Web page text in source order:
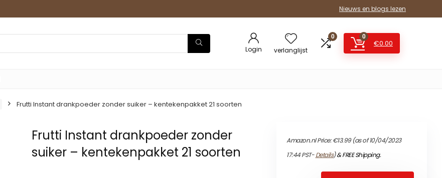
Nieuws en blogs lezen
Login verlanglijst
0 0
€0.00
Frutti Instant drankpoeder zonder suiker – kentekenpakket 21 soorten
Frutti Instant drankpoeder zonder
suiker – kentekenpakket 21 soorten
Amazon.nl Price:€13.99(as of 10/04/2023
17:44 PST-Details)&FREE Shipping.